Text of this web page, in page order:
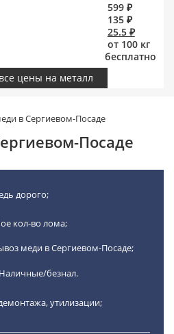
599 ₽
135 ₽
25.5 ₽
от 100 кг
бесплатно
цены на металл
в Сергиевом-Посаде
Посаде
дорого;
кол-во лома;
меди в Сергиевом-Посаде;
безнал.
утилизации;